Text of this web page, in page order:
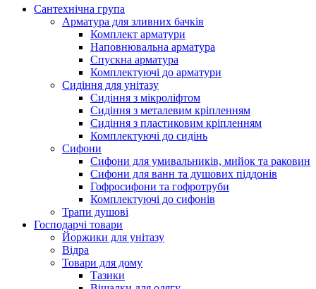
Сантехнічна група
Арматура для зливних бачків
Комплект арматури
Наповнювальна арматура
Спускна арматура
Комплектуючі до арматури
Сидіння для унітазу
Сидіння з мікроліфтом
Сидіння з металевим кріпленням
Сидіння з пластиковим кріпленням
Комплектуючі до сидінь
Сифони
Сифони для умивальників, мийок та раковин
Сифони для ванн та душових піддонів
Гофросифони та гофротруби
Комплектуючі до сифонів
Трапи душові
Господарчі товари
Йоржики для унітазу
Відра
Товари для дому
Тазики